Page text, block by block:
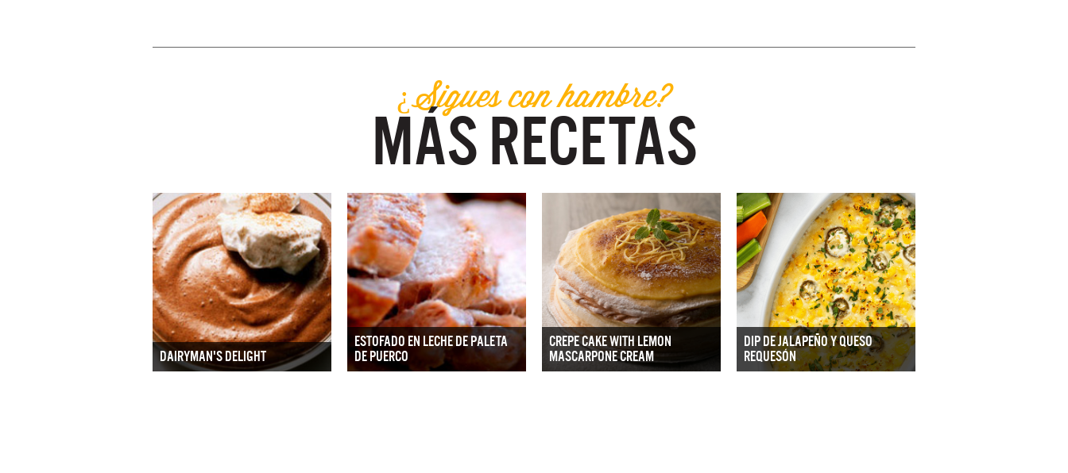
¿Sigues con hambre?
MÁS RECETAS
DAIRYMAN'S DELIGHT
ESTOFADO EN LECHE DE PALETA
DE PUERCO
CREPE CAKE WITH LEMON
MASCARPONE CREAM
DIP DE JALAPEÑO Y QUESO
REQUESÓN